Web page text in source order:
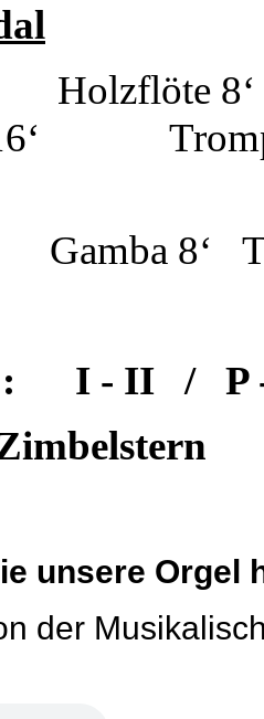
Holzflöte
Gamba 8‘
I - II /
unsere Orgel
der